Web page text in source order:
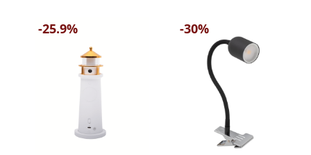
-25.9% -30%